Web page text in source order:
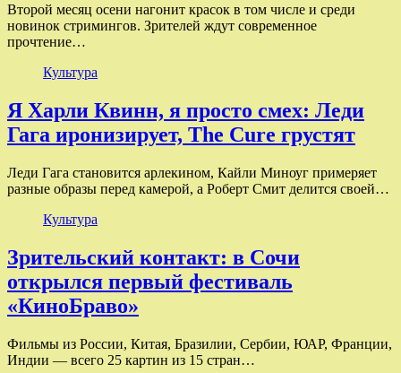
Второй месяц осени нагонит красок в том числе и среди
новинок стримингов. Зрителей ждут современное
прочтение…
Культура
Я Харли Квинн, я просто смех: Леди
Гага иронизирует, The Cure грустят
Леди Гага становится арлекином, Кайли Миноуг примеряет
разные образы перед камерой, а Роберт Смит делится своей…
Культура
Зрительский контакт: в Сочи
открылся первый фестиваль
«КиноБраво»
Фильмы из России, Китая, Бразилии, Сербии, ЮАР, Франции,
Индии — всего 25 картин из 15 стран…